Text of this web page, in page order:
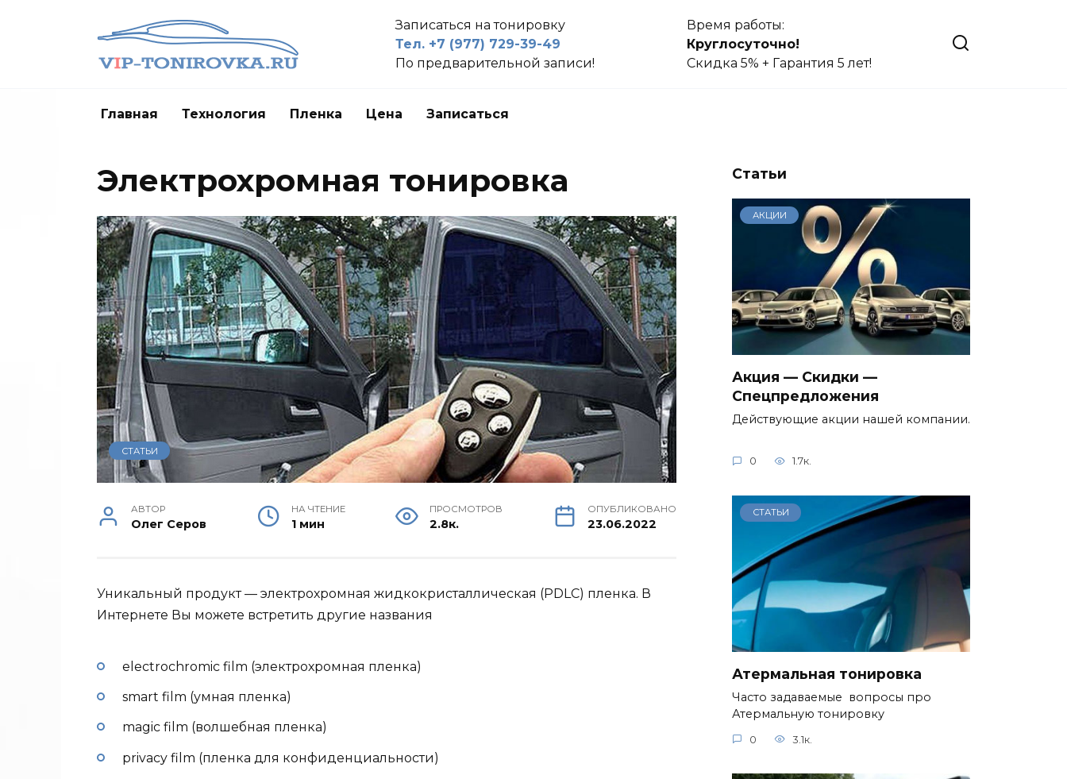
Записаться на тонировку
Тел. +7 (977) 729-39-49
По предварительной записи!
Время работы:
Круглосуточно!
Скидка 5% + Гарантия 5 лет!
Главная Технология Пленка Цена Записаться
Электрохромная тонировка
СТАТЬИ
АВТОР
Олег Серов
НА ЧТЕНИЕ
1 мин
ПРОСМОТРОВ
2.8к.
ОПУБЛИКОВАНО
23.06.2022
Уникальный продукт — электрохромная жидкокристаллическая (PDLC) пленка. В
Интернете Вы можете встретить другие названия
electrochromic film (электрохромная пленка)
smart film (умная пленка)
magic film (волшебная пленка)
privacy film (пленка для конфиденциальности)
Статьи
АКЦИИ
Акция — Скидки —
Спецпредложения
Действующие акции нашей компании.
0 1.7к.
СТАТЬИ
Атермальная тонировка
Часто задаваемые вопросы про
Атермальную тонировку
0 3.1к.